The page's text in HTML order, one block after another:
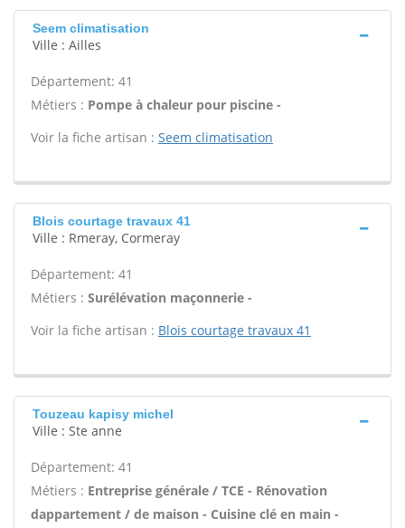
Seem climatisation
Ville : Ailles
Département: 41
Métiers : Pompe à chaleur pour piscine -
Voir la fiche artisan : Seem climatisation
Blois courtage travaux 41
Ville : Rmeray, Cormeray
Département: 41
Métiers : Surélévation maçonnerie -
Voir la fiche artisan : Blois courtage travaux 41
Touzeau kapisy michel
Ville : Ste anne
Département: 41
Métiers : Entreprise générale / TCE - Rénovation
dappartement / de maison - Cuisine clé en main -